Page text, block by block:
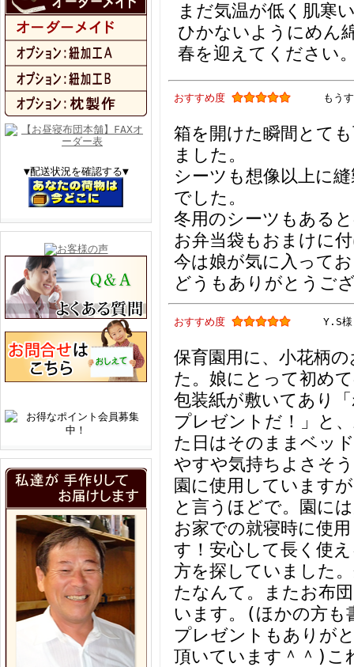
▼配送状況を確認する▼
まだ気温が低く肌寒
ひかないようにめん
春を迎えてください
おすすめ度 もう
箱を開けた瞬間とて
ました。
シーツも想像以上に
でした。
冬用のシーツもある
お弁当袋もおまけに
今は娘が気に入って
どうもありがとうご
おすすめ度 Y.S様
保育園用に、小花柄
た。娘にとって初め
包装紙が敷いてあり
プレゼントだ！」と
た日はそのままベッ
やすや気持ちよさそ
園に使用しています
と言うほどで。園に
お家での就寝時に使
す！安心して長く使
方を探していました
たなんて。またお布
います。(ほかの方も
プレゼントもありが
頂いています＾＾)こ